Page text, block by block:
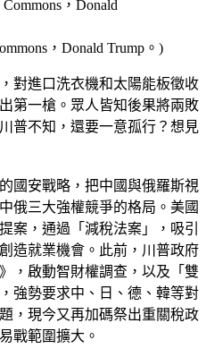
，Donald Trump。)
對進口洗衣機和太陽能板徵收
第一槍。眾人皆知後果將兩敗
普不知，還要一意孤行？想見
國安戰略，把中國與俄羅斯視
俄三大強權競爭的格局。美國
案，通過「減稅法案」，吸引
造就業機會。此前，川普政府
，啟動智財權調查，以及「雙
強勢要求中、日、德、韓等對
，現今又再加碼祭出重關稅政
戰範圍擴大。